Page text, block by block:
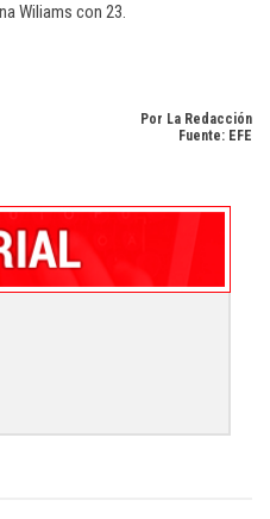
Wiliams con 23.
Por La Redacción
Fuente: EFE
Dominican Republic sports news in